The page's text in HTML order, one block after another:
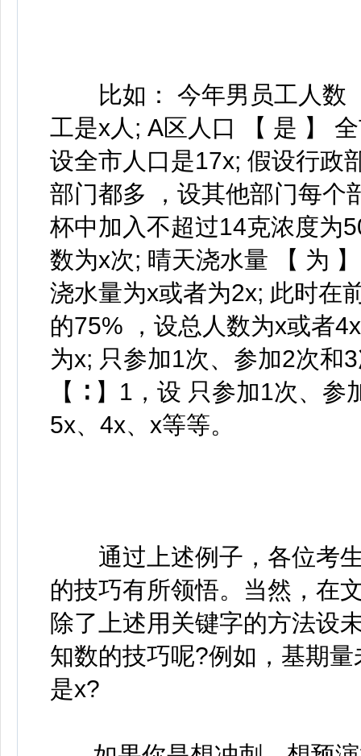
比如： 今年男员工人数
工是x人; A区人口 【 是 】
设全市人口是17x; 假设行政
部门都多 ，设其他部门每个
杯中加入不超过14克浓度为
数为x次; 晴天浇水量 【 为
浇水量为x或者为2x; 此时在
的75% ，设总人数为x或者
为x; 只参加1次、参加2次和
【 ∶ 】1，设 只参加1次、
5x、4x、x等等。
通过上述例子，各位考生
的技巧有所领悟。当然，在
除了上述用关键字的方法设
知数的技巧呢?例如，基期
是x?